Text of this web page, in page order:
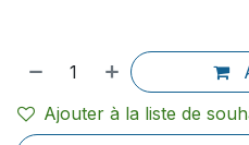
Ajouter à la liste de